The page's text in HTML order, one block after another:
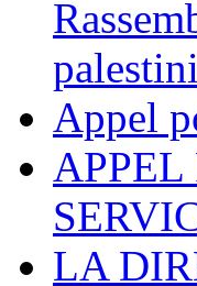
Appel
APPEL
LA